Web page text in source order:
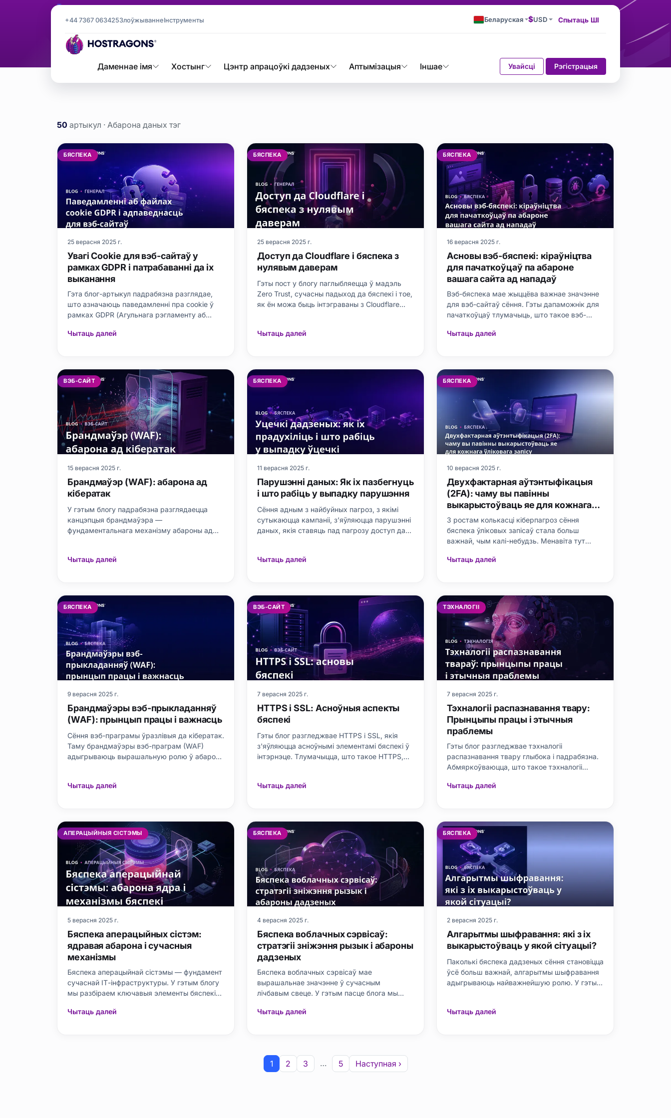
+44 7367 063425ЗлоўжываннеІнструменты Беларуская $USD Спытаць ШІ
Даменнае імя Хостынг Цэнтр апрацоўкі дадзеных Аптымізацыя Іншае Увайсці Рэгістрацыя
Тэг
Абарона даных
50 артыкул · Абарона даных тэг
Абарона даных etiketi yazıları
БЯСПЕКА
25 верасня 2025 г.
Увагі Cookie для вэб-сайтаў у
рамках GDPR і патрабаванні да іх
выканання
Гэта блог-артыкул падрабязна разглядае,
што азначаюць паведамленні пра cookie ў
рамках GDPR (Агульнага рэгламенту аб
забяспечыць адпаведнасць патрабаванням.
cookie падпадаюць па
Чытаць далей
БЯСПЕКА
25 верасня 2025 г.
Доступ да Cloudflare і бяспека з
нулявым даверам
Гэты пост у блогу паглыбляецца ў мадэль
Zero Trust, сучасны падыход да бяспекі і тое,
як ён можа быць інтэграваны з Cloudflare
адпавядае прынцыпам нулявой даверу. У
Чытаць далей
БЯСПЕКА
16 верасня 2025 г.
Асновы вэб-бяспекі: кіраўніцтва
для пачаткоўцаў па абароне
вашага сайта ад нападаў
Вэб-бяспека мае жыццёва важнае значэнне
для вэб-сайтаў сёння. Гэты дапаможнік для
пачаткоўцаў тлумачыць, што такое вэб-
патэнцыйныя пагрозы. Ён развейвае
таксама даступныя і
Чытаць далей
ВЭБ-САЙТ
15 верасня 2025 г.
Брандмаўэр (WAF): абарона ад
кібератак
У гэтым блогу падрабязна разглядаецца
канцэпцыя брандмаўэра —
фундаментальнага механізму абароны ад
распаўсюджаныя тыпы кібератак. Затым
практычна
Чытаць далей
БЯСПЕКА
11 верасня 2025 г.
Парушэнні даных: Як іх пазбегнуць
і што рабіць у выпадку парушэння
Сёння адным з найбуйных пагроз, з якімі
сутыкаюцца кампаніі, з’яўляюцца парушэнні
даных, якія ставяць пад пагрозу доступ да
парушэнні даных, якія іх прычыны,
Чытаць далей
БЯСПЕКА
10 верасня 2025 г.
Двухфактарная аўтэнтыфікацыя
(2FA): чаму вы павінны
выкарыстоўваць яе для кожнага
ўліковага запісу
З ростам колькасці кіберпагроз сёння
бяспека ўліковых запісаў стала больш
важнай, чым калі-небудзь. Менавіта тут
адыгрывае вырашальную ролю ў абароне
ўліковага запісу? У гэт
Чытаць далей
БЯСПЕКА
9 верасня 2025 г.
Брандмаўэры вэб-прыкладанняў
(WAF): прынцып працы і важнасць
Сёння вэб-праграмы ўразлівыя да кібератак.
Таму брандмаўэры вэб-праграм (WAF)
адыгрываюць вырашальную ролю ў абароне
прынцыпы працы, перавагі і недахопы WAF. У
Чытаць далей
ВЭБ-САЙТ
7 верасня 2025 г.
HTTPS і SSL: Асноўныя аспекты
бяспекі
Гэты блог разгледжвае HTTPS і SSL, якія
з'яўляюцца асноўнымі элементамі бяспекі ў
інтэрнэце. Тлумачыцца, што такое HTTPS,
сертыфікат SSL. Выяўляюцца адрозненні
Чытаць далей
ТЭХНАЛОГІІ
7 верасня 2025 г.
Тэхналогіі распазнавання твару:
Прынцыпы працы і этычныя
праблемы
Гэты блог разгледжвае тэхналогіі
распазнавання твару глыбока і падрабязна.
Абмяркоўваюцца, што такое тэхналогіі
перавагі і недахопы. Асвятляюцца сферы
абароны асабіста
Чытаць далей
АПЕРАЦЫЙНЫЯ СІСТЭМЫ
5 верасня 2025 г.
Бяспека аперацыйных сістэм:
ядравая абарона і сучасныя
механізмы
Бяспека аперацыйнай сістэмы — фундамент
сучаснай ІТ-інфраструктуры. У гэтым блогу
мы разбіраем ключавыя элементы бяспекі
і разнастайныя механізмы. Вылучаюцца
Чытаць далей
БЯСПЕКА
4 верасня 2025 г.
Бяспека воблачных сэрвісаў:
стратэгіі зніжэння рызык і абароны
дадзеных
Бяспека воблачных сэрвісаў мае
вырашальнае значэнне ў сучасным
лічбавым свеце. У гэтым пасце блога мы
воблачных сэрвісаў, чаму яна важная і якія
кіраванне рызыкамі, м
Чытаць далей
БЯСПЕКА
2 верасня 2025 г.
Алгарытмы шыфравання: які з іх
выкарыстоўваць у якой сітуацыі?
Паколькі бяспека дадзеных сёння становіцца
ўсё больш важнай, алгарытмы шыфравання
адыгрываюць найважнейшую ролю. У гэтым
канцэпцыі і іх важнасць. Мы тлумачым
Чытаць далей
1 2 3 … 5 Наступная ›